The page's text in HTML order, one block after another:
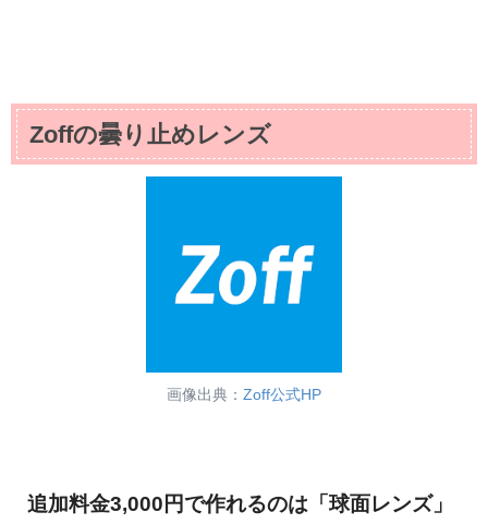
Zoffの曇り止めレンズ
画像出典： Zoff公式HP
追加料金3,000円で作れるのは「球面レンズ」